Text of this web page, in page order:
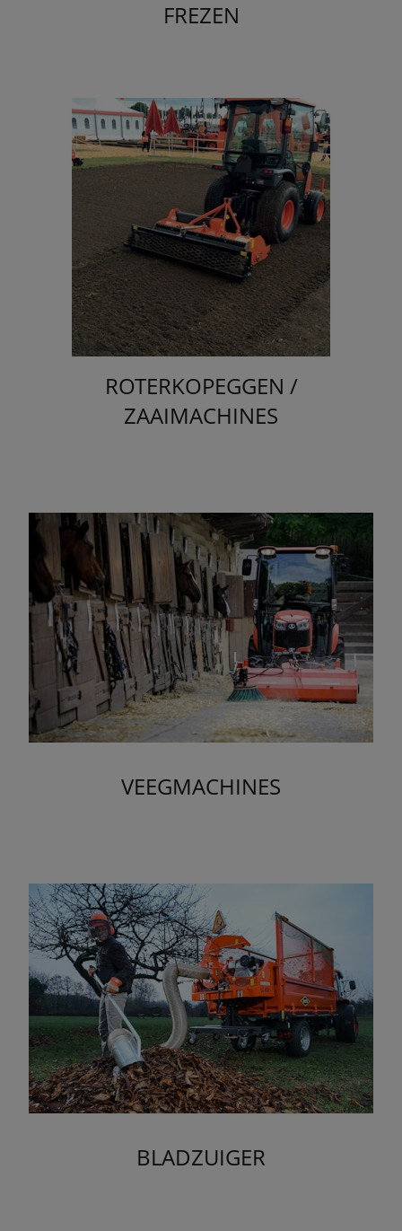
FREZEN
ROTERKOPEGGEN /
ZAAIMACHINES
VEEGMACHINES
BLADZUIGER